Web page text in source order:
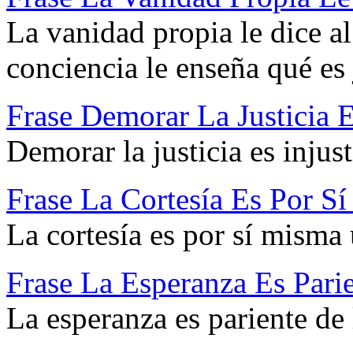
La vanidad propia le dice
conciencia le enseña qué
Frase Demorar La Justicia
Demorar la justicia es
Frase La Cortesía Es Por
La cortesía es por sí misma
Frase La Esperanza Es
La esperanza es pariente